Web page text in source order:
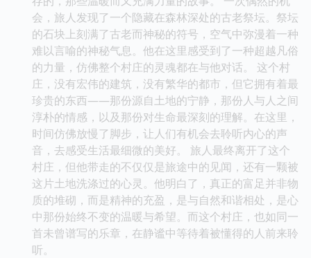
会，旅人发现了一个隐藏在森林深处的古老祭坛。祭坛
的石块上刻满了古老而神秘的符号，空气中弥漫着一种
难以言喻的神秘气息。他在这里感受到了一种超越凡俗
的力量，仿佛整个村庄的灵魂都在与他对话。 这个村
庄，没有宏伟的建筑，没有繁华的都市，但它拥有着最
珍贵的东西——那份源自土地的宁静，那份人与人之间
淳朴的情感，以及那份对生命最深刻的理解。在这里，
时间仿佛放慢了脚步，让人们有机会去聆听内心的声
音，去感受生活最细微的美好。 旅人最终离开了这个
村庄，但他带走的不仅仅是旅途中的见闻，还有一颗被
这片土地洗涤过的心灵。他明白了，真正的富足并非物
质的堆砌，而是精神的充盈，是与自然和谐相处，是心
中那份始终不变的温暖与希望。而这个村庄，也如同一
首未曾谱写的乐章，在静谧中等待着被懂得的人前来聆
听。